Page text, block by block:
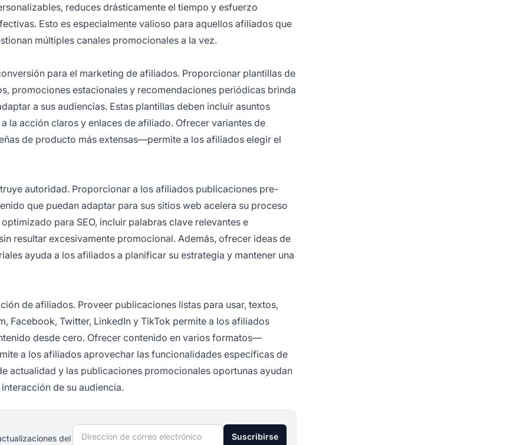
reduces drásticamente el tiempo y esfuerzo
Esto es especialmente valioso para aquellos afiliados que
múltiples canales promocionales a la vez.
para el marketing de afiliados. Proporcionar plantillas de
promociones estacionales y recomendaciones periódicas brinda
a sus audiencias. Estas plantillas deben incluir asuntos
la acción claros y enlaces de afiliado. Ofrecer variantes de
de producto más extensas—permite a los afiliados elegir el
autoridad. Proporcionar a los afiliados publicaciones pre-
que puedan adaptar para sus sitios web acelera su proceso
para SEO, incluir palabras clave relevantes e
resultar excesivamente promocional. Además, ofrecer ideas de
ayuda a los afiliados a planificar su estrategia y mantener una
de afiliados. Proveer publicaciones listas para usar, textos,
Facebook, Twitter, LinkedIn y TikTok permite a los afiliados
desde cero. Ofrecer contenido en varios formatos—
a los afiliados aprovechar las funcionalidades específicas de
actualidad y las publicaciones promocionales oportunas ayudan
de su audiencia.
del
Dirección de correo electrónico Suscribirse